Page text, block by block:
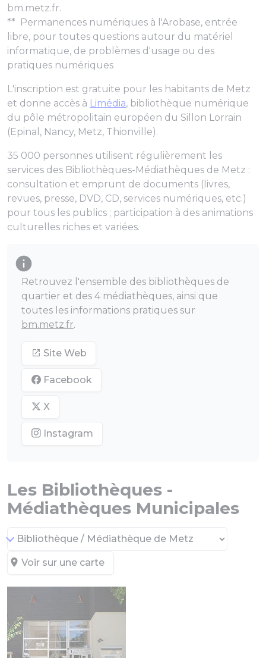
bm.metz.fr.
** Permanences numériques à l'Arobase, entrée
libre, pour toutes questions autour du matériel
informatique, de problèmes d'usage ou des
pratiques numériques
L'inscription est gratuite pour les habitants de Metz
et donne accès à Limédia, bibliothèque numérique
du pôle métropolitain européen du Sillon Lorrain
(Epinal, Nancy, Metz, Thionville).
35 000 personnes utilisent régulièrement les
services des Bibliothèques-Médiathèques de Metz :
consultation et emprunt de documents (livres,
revues, presse, DVD, CD, services numériques, etc.)
pour tous les publics ; participation à des animations
culturelles riches et variées.
Retrouvez l'ensemble des bibliothèques de
quartier et des 4 médiathèques, ainsi que
toutes les informations pratiques sur
bm.metz.fr.
Site Web
Facebook
X
Instagram
Les Bibliothèques -
Médiathèques Municipales
Voir sur une carte